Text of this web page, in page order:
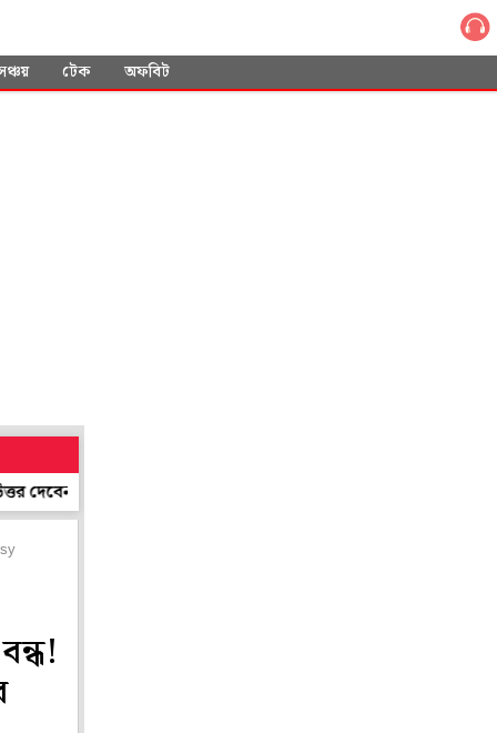
টেক অফবিট
শারদ্বত